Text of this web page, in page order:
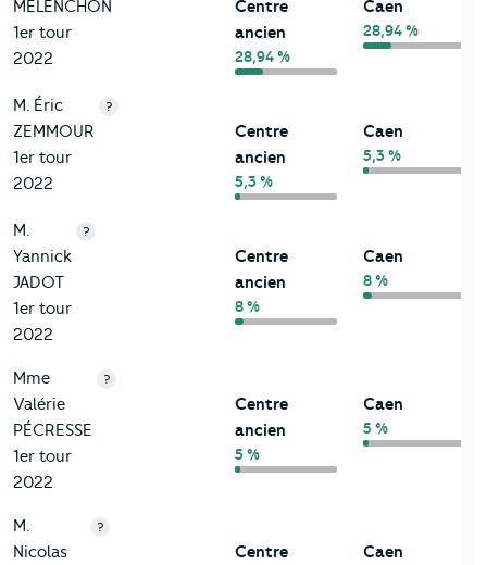
MÉLENCHON
1er tour
2022
Centre
ancien
28,94 %
Caen
28,94 %
M. Éric
ZEMMOUR
1er tour
2022
?
Centre
ancien
5,3 %
Caen
5,3 %
M.
Yannick
JADOT
1er tour
2022
?
Centre
ancien
8 %
Caen
8 %
Mme
Valérie
PÉCRESSE
1er tour
2022
?
Centre
ancien
5 %
Caen
5 %
M.
Nicolas
?
Centre
Caen